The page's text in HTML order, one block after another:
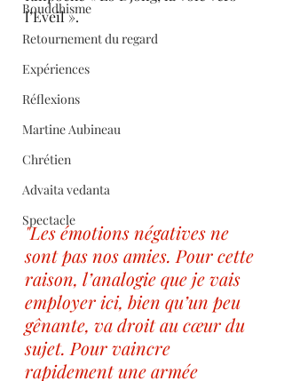
Bouddhisme
Retournement du regard
Expériences
Réflexions
Martine Aubineau
Chrétien
Advaita vedanta
Spectacle
l’Eveil ».
"Les émotions négatives ne
sont pas nos amies. Pour cette
raison, l’analogie que je vais
employer ici, bien qu’un peu
gênante, va droit au cœur du
sujet. Pour vaincre
rapidement une armée